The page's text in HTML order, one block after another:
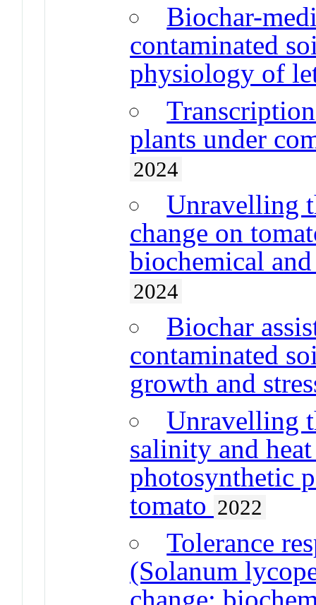
Biochar-
contaminated
physiology of
plants under
2024
Unravelling
change on
biochemical
2024
Biochar
contaminated
growth and
Unravelling
salinity and
photosynthetic
tomato 2022
Tolerance
(Solanum
change: